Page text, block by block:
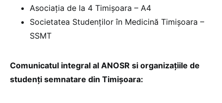
Asociația de la 4 Timișoara – A4
Societatea Studenților în Medicină Timișoara –
SSMT
Comunicatul integral al ANOSR si organizațiile de
studenți semnatare din Timișoara: